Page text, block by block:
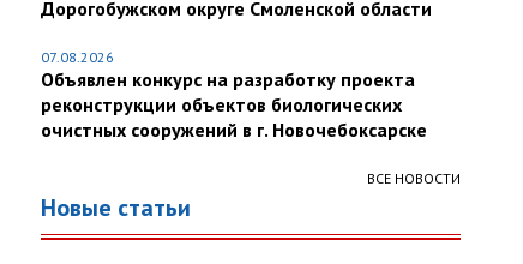
Дорогобужском округе Смоленской области
07.08.2026
Объявлен конкурс на разработку проекта
реконструкции объектов биологических
очистных сооружений в г. Новочебоксарске
ВСЕ НОВОСТИ
Новые статьи